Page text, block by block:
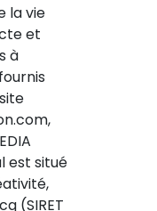
la vie
et
à
est situé
(SIRET